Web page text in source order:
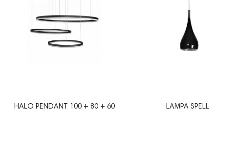
HALO PENDANT 100 + 80 + 60 LAMPA SPELL